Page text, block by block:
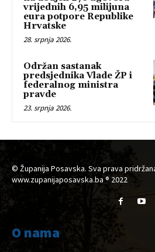
vrijednih 6,95 milijuna
eura potpore Republike
Hrvatske
28. srpnja 2026.
Održan sastanak
predsjednika Vlade ŽP i
federalnog ministra
pravde
23. srpnja 2026.
© Županija Posavska. Sva prava
www.zupanijaposavska.ba ® 2022
O nama